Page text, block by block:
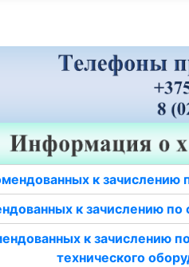
к зачислению
к зачислению
к зачислению
технического